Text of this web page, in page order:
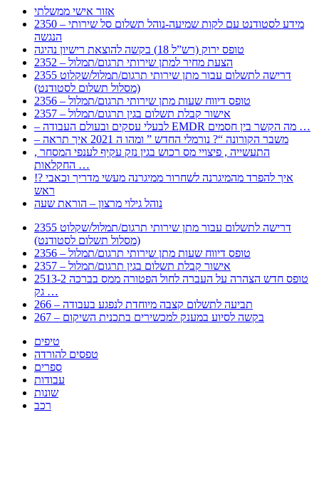
אזור אישי ממשלתי
2350 – מידע לסטודנט עם לקות שמיעה-נוהל תשלום סל שירותי
הנגשה
טופס ירוק (רש”ל 18) בקשה להוצאת רישיון נהיגה
2352 – הצעת מחיר למתן שירותי תרגום/תמלול
2355 דרישה לתשלום עבור מתן שירותי תרגום/תמלול/שקלוט
(מסלול תשלום לסטודנט)
2356 – טופס דיווח שעות מתן שירותי תרגום/תמלול
2357 – אישור קבלת תשלום בגין תרגום/תמלול
– לבעלי עסקים ובעולם העבודה EMDR מה הקשר בין חסמים …
– משבר הקורונה “? נורמלי החדש ” ומהו ה 2021 איך תראה
, התעשייה , פיצויי מס רכוש בגין נזק עקיף לענפי המסחר
החקלאות …
!? איך להפרד מהמיגרנה לשחרור ממיגרנה מעשי מדריך וכאבי
ראש
נוהל גילוי מרצון – הוראת שעה
2355 דרישה לתשלום עבור מתן שירותי תרגום/תמלול/שקלוט
(מסלול תשלום לסטודנט)
2356 – טופס דיווח שעות מתן שירותי תרגום/תמלול
2357 – אישור קבלת תשלום בגין תרגום/תמלול
2513-2 טופס חדש הצהרה על העברה לחול הפטורה ממס בברכה
גק …
266 – תביעה לתשלום קצבה מיוחדת לנפגע בעבודה
267 – בקשה לסיוע במענק למכשירים בתכנית השיקום
טיפים
טפסים להורדה
ספרים
עבודות
שונות
רכב